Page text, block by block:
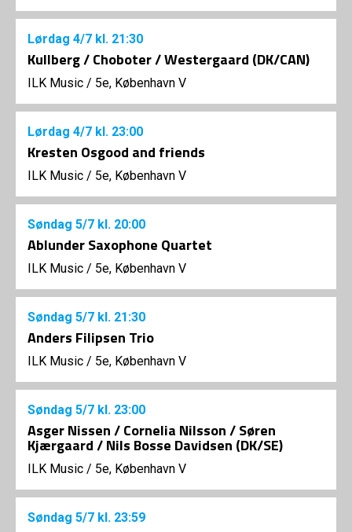
Lørdag 4/7 kl. 21:30
Kullberg / Choboter / Westergaard (DK/CAN)
ILK Music / 5e, København V
Lørdag 4/7 kl. 23:00
Kresten Osgood and friends
ILK Music / 5e, København V
Søndag 5/7 kl. 20:00
Ablunder Saxophone Quartet
ILK Music / 5e, København V
Søndag 5/7 kl. 21:30
Anders Filipsen Trio
ILK Music / 5e, København V
Søndag 5/7 kl. 23:00
Asger Nissen / Cornelia Nilsson / Søren
Kjærgaard / Nils Bosse Davidsen (DK/SE)
ILK Music / 5e, København V
Søndag 5/7 kl. 23:59